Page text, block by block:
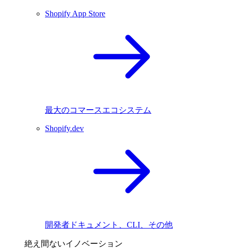
Shopify App Store
最大のコマースエコシステム
Shopify.dev
開発者ドキュメント、CLI、その他
絶え間ないイノベーション